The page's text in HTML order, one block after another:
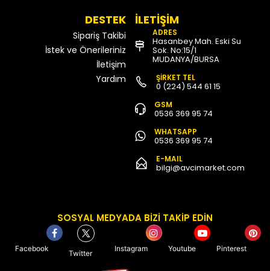
DESTEK
Sipariş Takibi
İstek ve Önerileriniz
İletişim
Yardım
İLETİŞİM
ADRES
Hasanbey Mah. Eski Su
Sok. No:15/1
MUDANYA/BURSA
ŞİRKET TEL
0 (224) 544 61 15
GSM
0536 369 95 74
WHATSAPP
0536 369 95 74
E-MAIL
bilgi@avcimarket.com
SOSYAL MEDYADA BİZİ TAKİP EDİN
Facebook
Twitter
Instagram Youtube Pinterest